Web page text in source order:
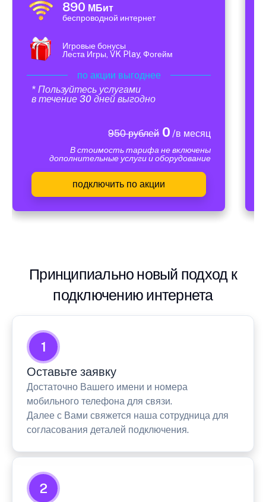
890 МБит
беспроводной интернет
Игровые бонусы
Леста Игры, VK Play, Фогейм
по акции выгоднее
* Пользуйтесь услугами
в течение 30 дней выгодно
950 рублей0 /в месяц
В стоимость тарифа не включены
дополнительные услуги и оборудование
подключить по акции
Принципиально новый подход к
подключению интернета
1
Оставьте заявку
Достаточно Вашего имени и номера
мобильного телефона для связи.
Далее с Вами свяжется наша сотрудница для
согласования деталей подключения.
2